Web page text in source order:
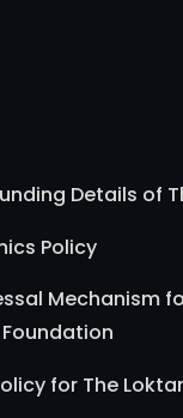
Details of
Policy
Mechanism
for The